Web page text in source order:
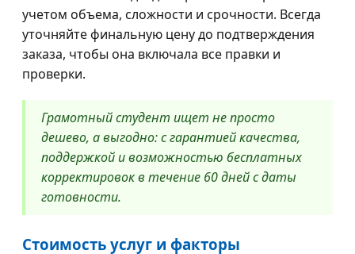
учетом объема, сложности и срочности. Всегда
уточняйте финальную цену до подтверждения
заказа, чтобы она включала все правки и
проверки.
Грамотный студент ищет не просто
дешево, а выгодно: с гарантией качества,
поддержкой и возможностью бесплатных
корректировок в течение 60 дней с даты
готовности.
Стоимость услуг и факторы